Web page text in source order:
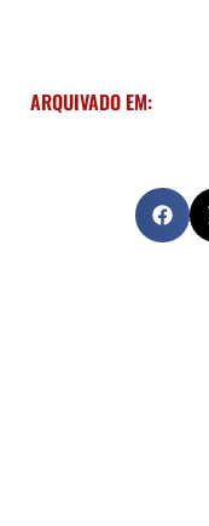
ARQUIVADO EM: